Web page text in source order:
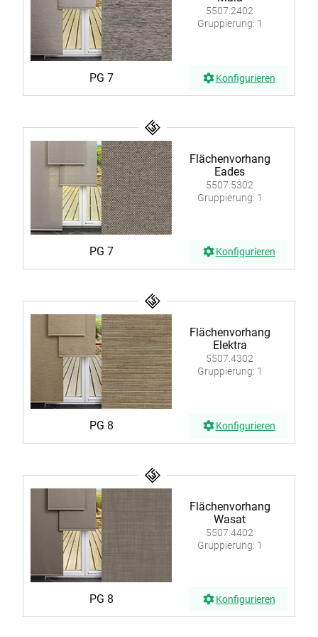
5507.2402
Gruppierung: 1
PG 7 Konfigurieren
Flächenvorhang
Eades
5507.5302
Gruppierung: 1
PG 7 Konfigurieren
Flächenvorhang
Elektra
5507.4302
Gruppierung: 1
PG 8 Konfigurieren
Flächenvorhang
Wasat
5507.4402
Gruppierung: 1
PG 8 Konfigurieren